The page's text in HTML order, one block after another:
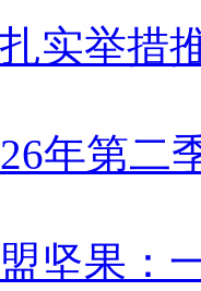
实举措
年第二
坚果：